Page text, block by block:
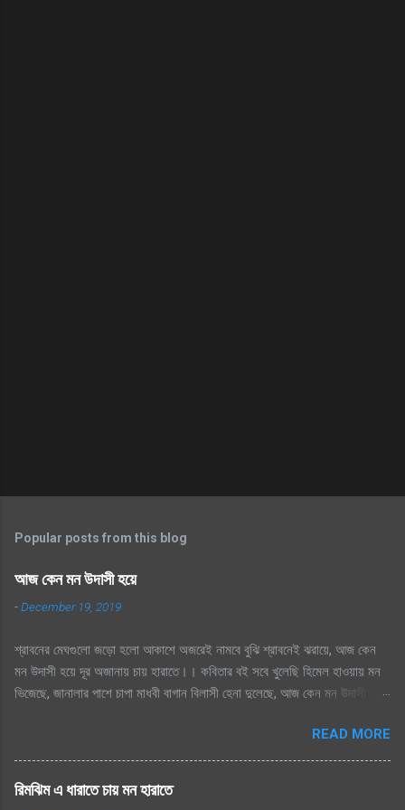
Popular posts from this blog
আজ কেন মন উদাসী হয়ে
-December 19, 2019
শ্রাবনের মেঘগুলো জড়ো হলো আকাশে অজরেই নামবে বুঝি শ্রাবনেই ঝরায়ে, আজ কেন
মন উদাসী হয়ে দূর অজানায় চায় হারাতে।। কবিতার বই সবে খুলেছি হিমেল হাওয়ায় মন
ভিজেছে, জানালার পাশে চাপা মাধবী বাগান বিলাসী হেনা দুলেছে, আজ কেন মন উদাসী হয়ে
হাসের জলকেলী পথিকের পায়ে হাটা থেমেছে, আজ কেন মন উদাসী হয়ে দূর অজানায় চায়
হারাতে, শ্রাবনের মেঘগুলো জড়ো হলো আকাশে অঝরে নামবে বুঝি শ্রাবনেই ঝরায়ে, আজ
কেন মন উদাসী হয়ে দূর অজানায় চায় হারাতে
READ MORE
রিমঝিম এ ধারাতে চায় মন হারাতে